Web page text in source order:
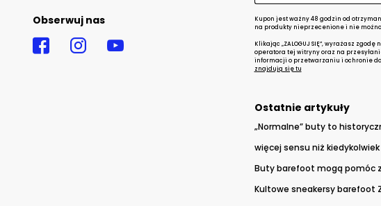
Obserwuj nas
Kupon jest ważny 48 godzin od
na produkty nieprzecenione i nie
Klikając „ZALOGUJ SIĘ”, wyrażasz
operatora tej witryny oraz na
informacji o przetwarzaniu i ochronie
znajdują się tu
Ostatnie artykuły
„Normalne” buty to
więcej sensu niż kiedykolwiek
Buty barefoot mogą pomóc
Kultowe sneakersy barefoot